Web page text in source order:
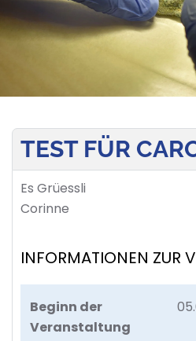
TEST FÜR
Es Grüessli
Corinne
INFORMATIONEN ZUR
Beginn der
Veranstaltung